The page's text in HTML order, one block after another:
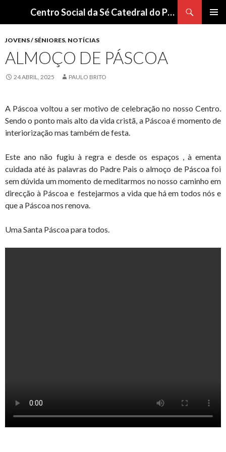
Centro Social da Sé Catedral do Porto
O
CONTEÚDO
JOVENS / SÉNIORES, NOTÍCIAS
ALMOÇO DE PÁSCOA
24 ABRIL, 2025 PAULO BRITO
A Páscoa voltou a ser motivo de celebração no nosso Centro.
Sendo o ponto mais alto da vida cristã, a Páscoa é momento de
interiorização mas também de festa.
Este ano não fugiu à regra e desde os espaços , à ementa
cuidada até às palavras do Padre Pais o almoço de Páscoa foi
sem dúvida um momento de meditarmos no nosso caminho em
direcção à Páscoa e festejarmos a vida que há em todos nós e
que a Páscoa nos renova.
Uma Santa Páscoa para todos.